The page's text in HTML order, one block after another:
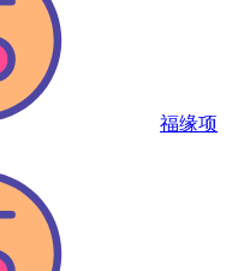
福缘项